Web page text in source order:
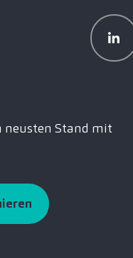
neusten Stand mit